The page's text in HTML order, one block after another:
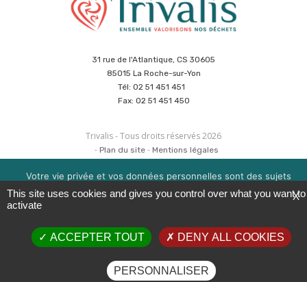
31 rue de l'Atlantique, CS 30605
85015 La Roche-sur-Yon
Tél: 02 51 451 451
Fax: 02 51 451 450
Trivalis - Tous droits réservés 2026
Plan du site
Mentions légales
Réalisation :Agence CUBE&Hypaepa
Votre vie privée et vos données personnelles sont des sujets
importants pour nous. Consultez notre politique de
confidentialité pour en savoir plus. Nous utilisons des cookies
gérer l'acceptation des cookies en cliquant sur la boite en bas à
droite 'Gérer les services'.
OK EN SAVOIR PLUS
X
This site uses cookies and gives you control over what you want to
activate
ACCEPTER TOUT DENY ALL COOKIES
PERSONNALISER